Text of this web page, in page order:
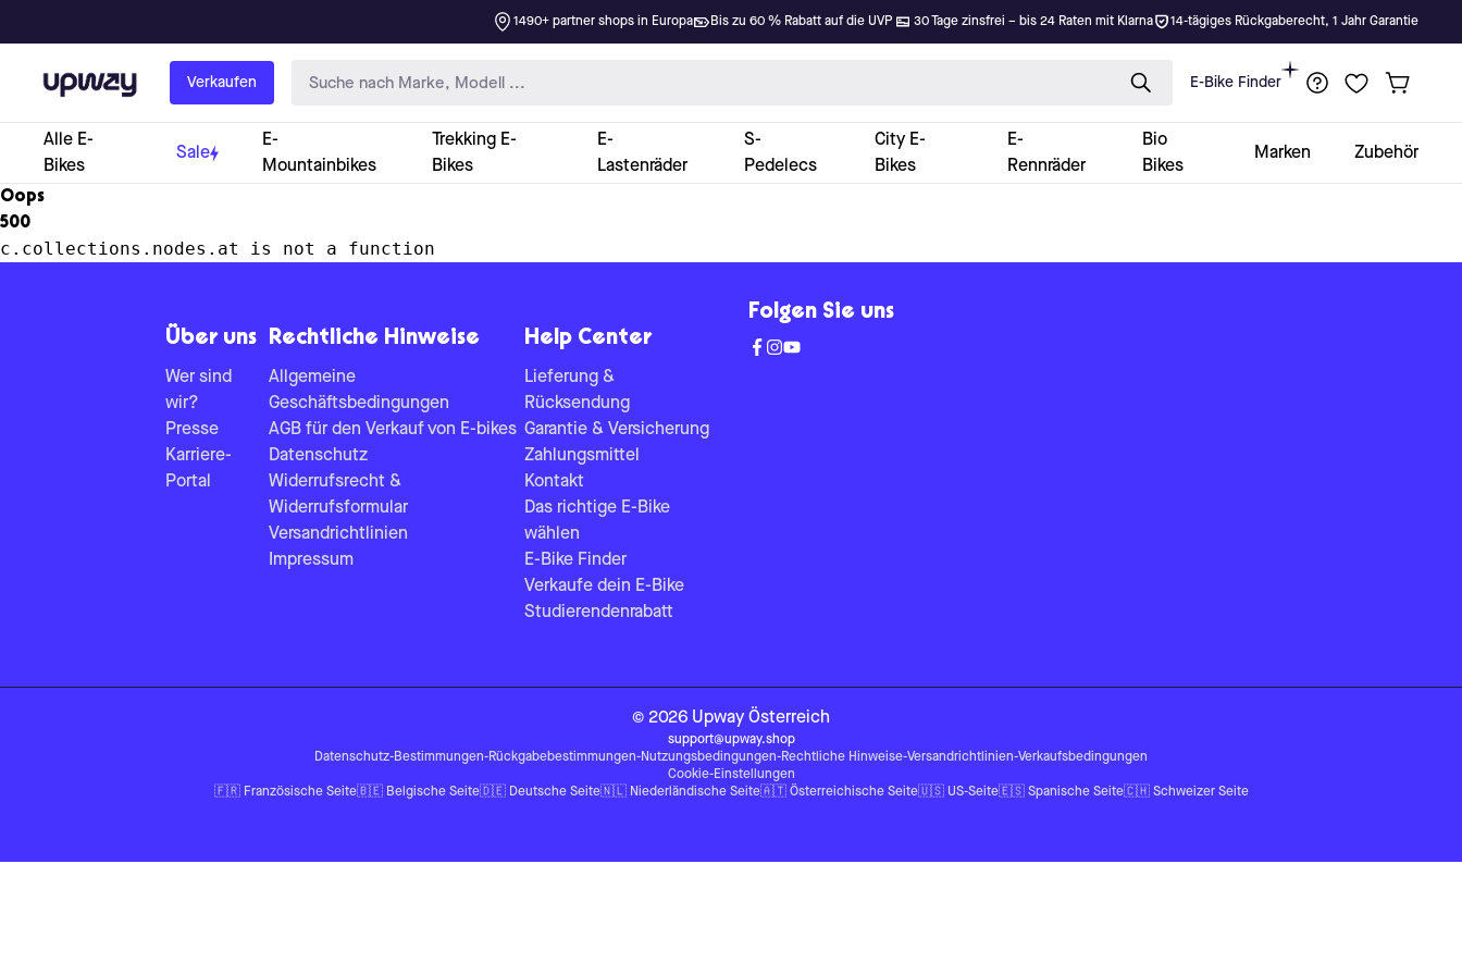
1490+ partner shops in Europa Bis zu 60 % Rabatt auf die UVP 30 Tage zinsfrei – bis 24 Raten mit Klarna 14-tägiges Rückgaberecht, 1 Jahr Garantie
Upway Verkaufen E-Bike Finder
Alle E-
Bikes
Sale
E-
Mountainbikes
Trekking E-
Bikes
E-
Lastenräder
S-
Pedelecs
City E-
Bikes
E-
Rennräder
Bio
Bikes
Marken Zubehör
Oops
500
c.collections.nodes.at is not a function
Über uns
Wer sind
wir?
Presse
Karriere-
Portal
Rechtliche Hinweise
Allgemeine
Geschäftsbedingungen
AGB für den Verkauf von E-bikes
Datenschutz
Widerrufsrecht &
Widerrufsformular
Versandrichtlinien
Impressum
Help Center
Lieferung &
Rücksendung
Garantie & Versicherung
Zahlungsmittel
Kontakt
Das richtige E-Bike
wählen
E-Bike Finder
Verkaufe dein E-Bike
Studierendenrabatt
Folgen Sie uns
© 2026 Upway Österreich
support@upway.shop
Datenschutz-Bestimmungen-Rückgabebestimmungen-Nutzungsbedingungen-Rechtliche Hinweise-Versandrichtlinien-Verkaufsbedingungen
Cookie-Einstellungen
🇫🇷 Französische Seite🇧🇪 Belgische Seite🇩🇪 Deutsche Seite🇳🇱 Niederländische Seite🇦🇹 Österreichische Seite🇺🇸 US-Seite🇪🇸 Spanische Seite🇨🇭 Schweizer Seite